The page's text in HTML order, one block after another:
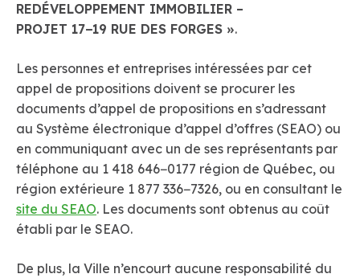
REDÉVELOPPEMENT IMMOBILIER –
PROJET 17−19 RUE DES FORGES ».
Les personnes et entreprises intéressées par cet
appel de propositions doivent se procurer les
documents d’appel de propositions en s’adressant
au Système électronique d’appel d’offres (SEAO) ou
en communiquant avec un de ses représentants par
téléphone au 1 418 646−0177 région de Québec, ou
région extérieure 1 877 336−7326, ou en consultant le
site du SEAO. Les documents sont obtenus au coût
établi par le SEAO.
De plus, la Ville n’encourt aucune responsabilité du